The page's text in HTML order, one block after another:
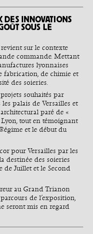
DES INNOVATIONS
SOUS LE
sur le contexte
commande. Mettant
lyonnaises
fabrication, de chimie et
des soieries.
souhaités par
palais de Versailles et
paré de «
tout en témoignant
et le début du
pour Versailles par les
destinée des soieries
de Juillet et le Second
au Grand Trianon
de l’exposition,
seront mis en regard